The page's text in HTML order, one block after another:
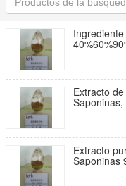
Extracto
Extracto
Saponinas